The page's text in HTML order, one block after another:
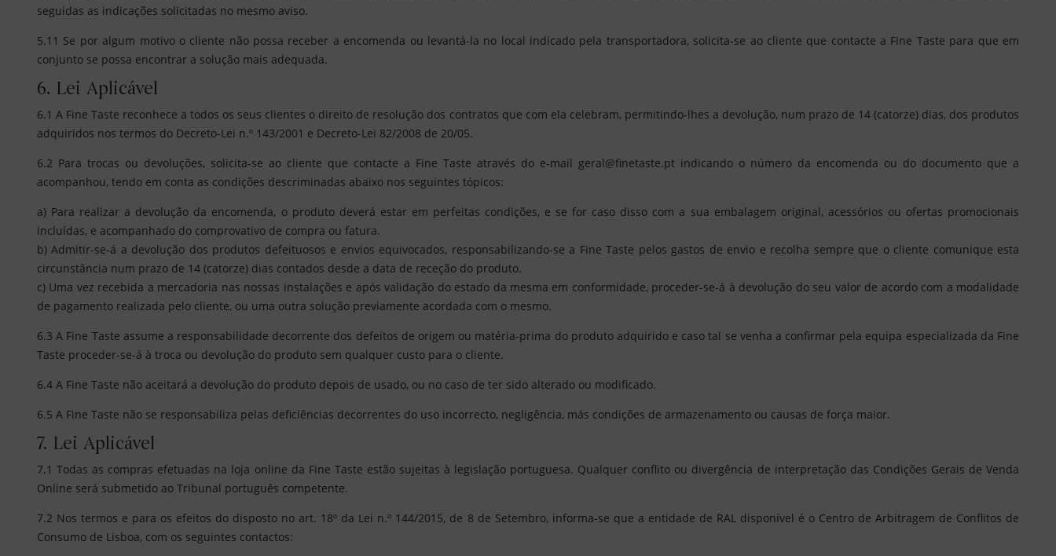
seguidas as indicações solicitadas no mesmo aviso.
5.11 Se por algum motivo o cliente não possa receber a encomenda ou levantá-la no local indicado pela transportadora, solicita-se ao cliente que contacte a Fine Taste para que em
conjunto se possa encontrar a solução mais adequada.
6. Lei Aplicável
6.1 A Fine Taste reconhece a todos os seus clientes o direito de resolução dos contratos que com ela celebram, permitindo-lhes a devolução, num prazo de 14 (catorze) dias, dos produtos
adquiridos nos termos do Decreto-Lei n.º 143/2001 e Decreto-Lei 82/2008 de 20/05.
6.2 Para trocas ou devoluções, solicita-se ao cliente que contacte a Fine Taste através do e-mail geral@finetaste.pt indicando o número da encomenda ou do documento que a
acompanhou, tendo em conta as condições descriminadas abaixo nos seguintes tópicos:
a) Para realizar a devolução da encomenda, o produto deverá estar em perfeitas condições, e se for caso disso com a sua embalagem original, acessórios ou ofertas promocionais
incluídas, e acompanhado do comprovativo de compra ou fatura.
b) Admitir-se-á a devolução dos produtos defeituosos e envios equivocados, responsabilizando-se a Fine Taste pelos gastos de envio e recolha sempre que o cliente comunique esta
circunstância num prazo de 14 (catorze) dias contados desde a data de receção do produto.
c) Uma vez recebida a mercadoria nas nossas instalações e após validação do estado da mesma em conformidade, proceder-se-á à devolução do seu valor de acordo com a modalidade
de pagamento realizada pelo cliente, ou uma outra solução previamente acordada com o mesmo.
6.3 A Fine Taste assume a responsabilidade decorrente dos defeitos de origem ou matéria-prima do produto adquirido e caso tal se venha a confirmar pela equipa especializada da Fine
Taste proceder-se-á à troca ou devolução do produto sem qualquer custo para o cliente.
6.4 A Fine Taste não aceitará a devolução do produto depois de usado, ou no caso de ter sido alterado ou modificado.
6.5 A Fine Taste não se responsabiliza pelas deficiências decorrentes do uso incorrecto, negligência, más condições de armazenamento ou causas de força maior.
7. Lei Aplicável
7.1 Todas as compras efetuadas na loja online da Fine Taste estão sujeitas à legislação portuguesa. Qualquer conflito ou divergência de interpretação das Condições Gerais de Venda
Online será submetido ao Tribunal português competente.
7.2 Nos termos e para os efeitos do disposto no art. 18º da Lei n.º 144/2015, de 8 de Setembro, informa-se que a entidade de RAL disponível é o Centro de Arbitragem de Conflitos de
Consumo de Lisboa, com os seguintes contactos: